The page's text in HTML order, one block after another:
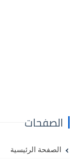
الصفحات
الصفحة الرئيسية